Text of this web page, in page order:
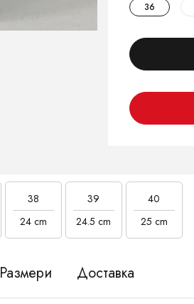
36
38
24 cm
39
24.5 cm
40
25 cm
Размери Доставка